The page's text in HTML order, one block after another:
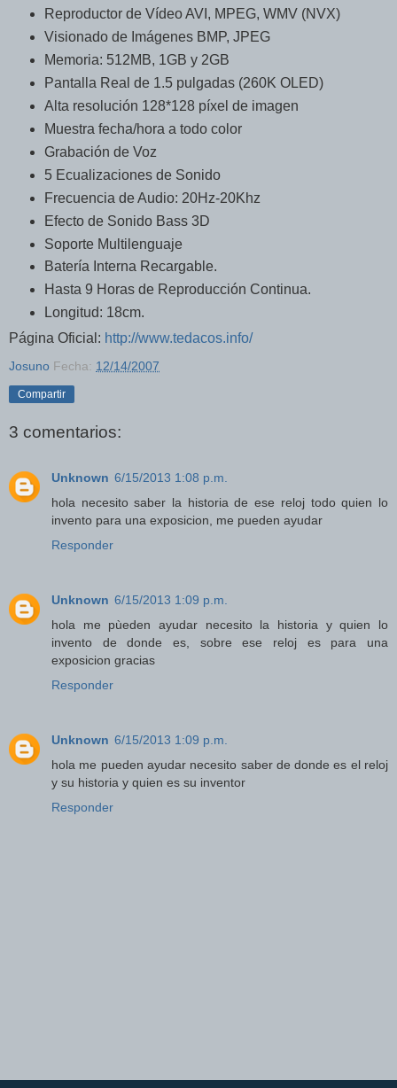
Reproductor de Vídeo AVI, MPEG, WMV (NVX)
Visionado de Imágenes BMP, JPEG
Memoria: 512MB, 1GB y 2GB
Pantalla Real de 1.5 pulgadas (260K OLED)
Alta resolución 128*128 píxel de imagen
Muestra fecha/hora a todo color
Grabación de Voz
5 Ecualizaciones de Sonido
Frecuencia de Audio: 20Hz-20Khz
Efecto de Sonido Bass 3D
Soporte Multilenguaje
Batería Interna Recargable.
Hasta 9 Horas de Reproducción Continua.
Longitud: 18cm.
Página Oficial: http://www.tedacos.info/
Josuno Fecha: 12/14/2007
Compartir
3 comentarios:
Unknown 6/15/2013 1:08 p.m.
hola necesito saber la historia de ese reloj todo quien lo
invento para una exposicion, me pueden ayudar
Responder
Unknown 6/15/2013 1:09 p.m.
hola me pùeden ayudar necesito la historia y quien lo
invento de donde es, sobre ese reloj es para una
exposicion gracias
Responder
Unknown 6/15/2013 1:09 p.m.
hola me pueden ayudar necesito saber de donde es el reloj
y su historia y quien es su inventor
Responder